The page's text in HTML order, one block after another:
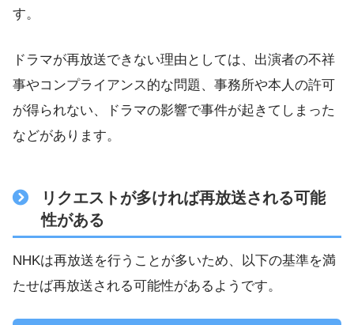
す。
ドラマが再放送できない理由としては、出演者の不祥
事やコンプライアンス的な問題、事務所や本人の許可
が得られない、ドラマの影響で事件が起きてしまった
などがあります。
リクエストが多ければ再放送される可能
性がある
NHKは再放送を行うことが多いため、以下の基準を満
たせば再放送される可能性があるようです。